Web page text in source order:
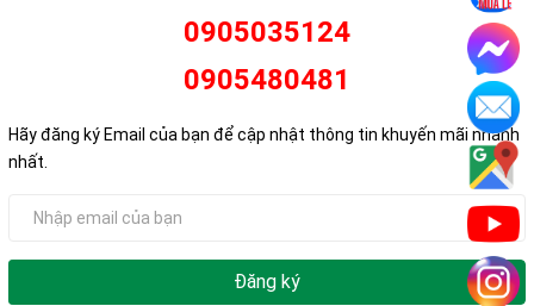
0905035124
0905480481
Hãy đăng ký Email của bạn để cập nhật thông tin khuyến mãi nhanh
nhất.
Đăng ký